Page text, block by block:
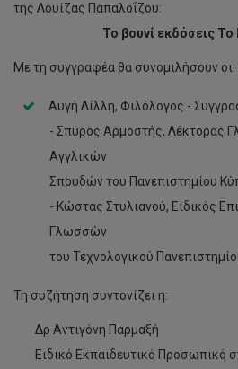
της Λουίζας Παπαλοΐζου:
Το βουνί εκδόσεις Το
Με τη συγγραφέα θα συνομιλήσουν οι:
Αυγή Λίλλη, Φιλόλογος -
- Σπύρος Αρμοστής, Λέκτορας
Αγγλικών
Σπουδών του Πανεπιστημίου
- Κώστας Στυλιανού, Ειδικός
Γλωσσών
του Τεχνολογικού
Τη συζήτηση συντονίζει η:
∆ρ Αντιγόνη Παρμαξή
Ειδικό Εκπαιδευτικό Προσωπικό